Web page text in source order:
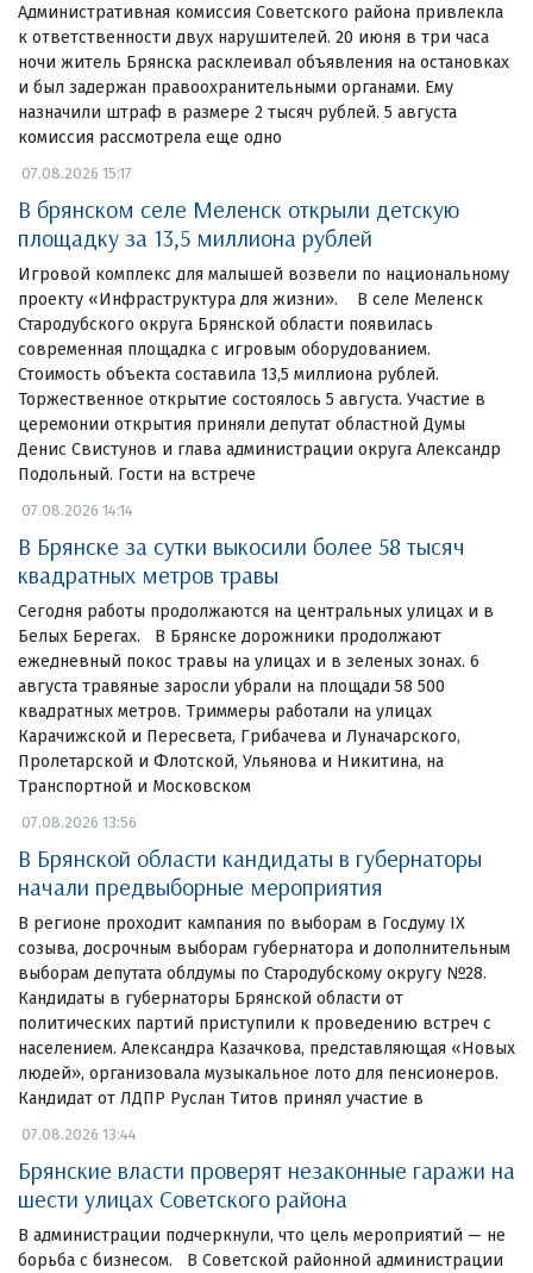
Административная комиссия Советского района привлекла
к ответственности двух нарушителей. 20 июня в три часа
ночи житель Брянска расклеивал объявления на остановках
и был задержан правоохранительными органами. Ему
назначили штраф в размере 2 тысяч рублей. 5 августа
комиссия рассмотрела еще одно
07.08.2026 15:17
В брянском селе Меленск открыли детскую
площадку за 13,5 миллиона рублей
Игровой комплекс для малышей возвели по национальному
проекту «Инфраструктура для жизни». В селе Меленск
Стародубского округа Брянской области появилась
современная площадка с игровым оборудованием.
Стоимость объекта составила 13,5 миллиона рублей.
Торжественное открытие состоялось 5 августа. Участие в
церемонии открытия приняли депутат областной Думы
Денис Свистунов и глава администрации округа Александр
Подольный. Гости на встрече
07.08.2026 14:14
В Брянске за сутки выкосили более 58 тысяч
квадратных метров травы
Сегодня работы продолжаются на центральных улицах и в
Белых Берегах. В Брянске дорожники продолжают
ежедневный покос травы на улицах и в зеленых зонах. 6
августа травяные заросли убрали на площади 58 500
квадратных метров. Триммеры работали на улицах
Карачижской и Пересвета, Грибачева и Луначарского,
Пролетарской и Флотской, Ульянова и Никитина, на
Транспортной и Московском
07.08.2026 13:56
В Брянской области кандидаты в губернаторы
начали предвыборные мероприятия
В регионе проходит кампания по выборам в Госдуму IX
созыва, досрочным выборам губернатора и дополнительным
выборам депутата облдумы по Стародубскому округу №28.
Кандидаты в губернаторы Брянской области от
политических партий приступили к проведению встреч с
населением. Александра Казачкова, представляющая «Новых
людей», организовала музыкальное лото для пенсионеров.
Кандидат от ЛДПР Руслан Титов принял участие в
07.08.2026 13:44
Брянские власти проверят незаконные гаражи на
шести улицах Советского района
В администрации подчеркнули, что цель мероприятий — не
борьба с бизнесом. В Советской районной администрации